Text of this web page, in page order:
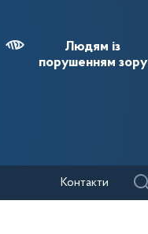
Людям із
порушенням зору
Контакти